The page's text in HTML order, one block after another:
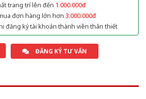
trang trí lên đến 1.000.000đ
đơn hàng lớn hơn 3.000.000đ
đăng ký tài khoản thành viên thân thiết
ĐĂNG KÝ TƯ VẤN